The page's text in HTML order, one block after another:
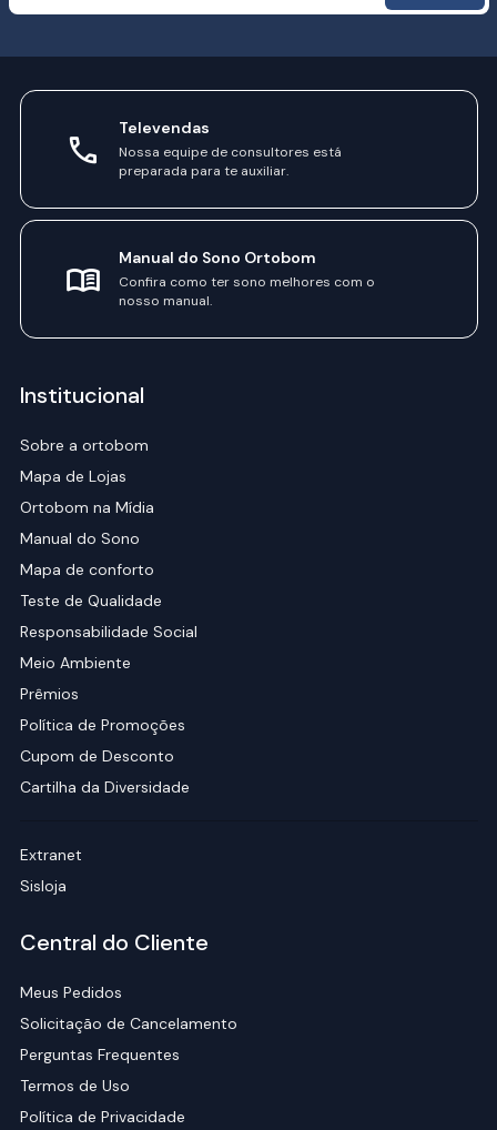
Televendas
Nossa equipe de consultores está
preparada para te auxiliar.
Manual do Sono Ortobom
Confira como ter sono melhores com o
nosso manual.
Institucional
Sobre a ortobom
Mapa de Lojas
Ortobom na Mídia
Manual do Sono
Mapa de conforto
Teste de Qualidade
Responsabilidade Social
Meio Ambiente
Prêmios
Política de Promoções
Cupom de Desconto
Cartilha da Diversidade
Extranet
Sisloja
Central do Cliente
Meus Pedidos
Solicitação de Cancelamento
Perguntas Frequentes
Termos de Uso
Política de Privacidade